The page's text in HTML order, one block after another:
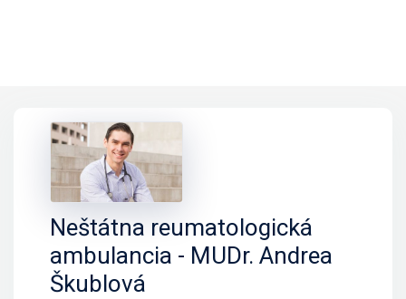
Neštátna reumatologická
ambulancia - MUDr. Andrea
Škublová